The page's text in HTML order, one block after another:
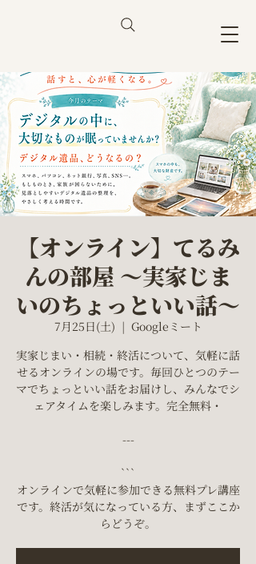
【オンライン】てるみ
んの部屋 〜実家じま
いのちょっといい話〜
7月25日(土)
  |
Googleミート
実家じまい・相続・終活について、気軽に話
せるオンラインの場です。毎回ひとつのテー
マでちょっといい話をお届けし、みんなでシ
ェアタイムを楽しみます。完全無料・
---
```
オンラインで気軽に参加できる無料プレ講座
です。終活が気になっている方、まずここか
らどうぞ。